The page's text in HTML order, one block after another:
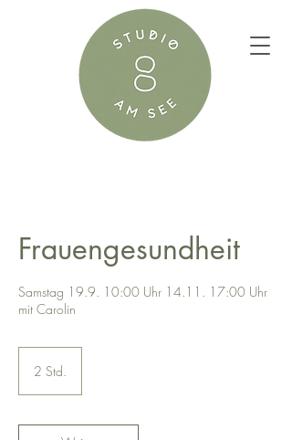
Frauengesundheit
Samstag 19.9. 10:00 Uhr 14.11. 17:00 Uhr
mit Carolin
2 Std.
d